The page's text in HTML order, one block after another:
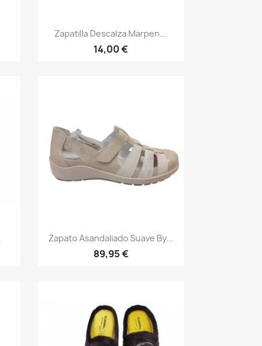
Vista rápida
Zapatilla Descalza Marpen...
14,00 €
Vista rápida
Zapato Asandaliado Suave By...
89,95 €